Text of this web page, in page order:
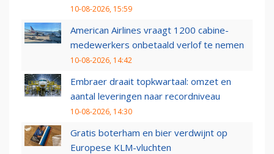
10-08-2026, 15:59
American Airlines vraagt 1200 cabine-
medewerkers onbetaald verlof te nemen
10-08-2026, 14:42
Embraer draait topkwartaal: omzet en
aantal leveringen naar recordniveau
10-08-2026, 14:30
Gratis boterham en bier verdwijnt op
Europese KLM-vluchten